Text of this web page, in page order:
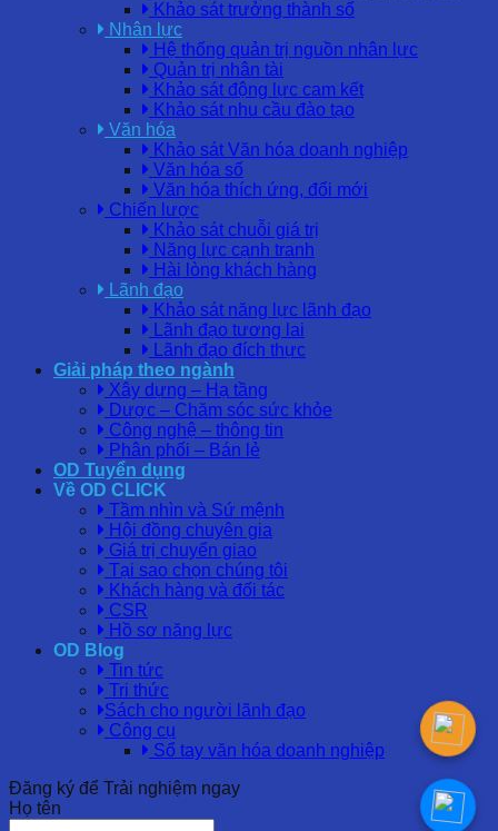
Khảo sát trưởng thành số
Nhân lực
Hệ thống quản trị nguồn nhân lực
Quản trị nhân tài
Khảo sát động lực cam kết
Khảo sát nhu cầu đào tạo
Văn hóa
Khảo sát Văn hóa doanh nghiệp
Văn hóa số
Văn hóa thích ứng, đổi mới
Chiến lược
Khảo sát chuỗi giá trị
Năng lực cạnh tranh
Hài lòng khách hàng
Lãnh đạo
Khảo sát năng lực lãnh đạo
Lãnh đạo tương lai
Lãnh đạo đích thực
Giải pháp theo ngành
Xây dựng – Hạ tầng
Dược – Chăm sóc sức khỏe
Công nghệ – thông tin
Phân phối – Bán lẻ
OD Tuyển dụng
Về OD CLICK
Tầm nhìn và Sứ mệnh
Hội đồng chuyên gia
Giá trị chuyển giao
Tại sao chọn chúng tôi
Khách hàng và đối tác
CSR
Hồ sơ năng lực
OD Blog
Tin tức
Tri thức
Sách cho người lãnh đạo
Công cụ
Sổ tay văn hóa doanh nghiệp
Đăng ký để Trải nghiệm ngay
Họ tên